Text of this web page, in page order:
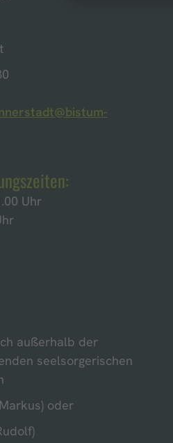
Uhr
außerhalb der
seelsorgerischen
oder